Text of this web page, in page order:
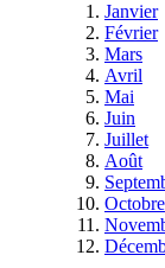
Janvier
Février
Mars
Avril
Mai
Juin
Juillet
Août
Octobre